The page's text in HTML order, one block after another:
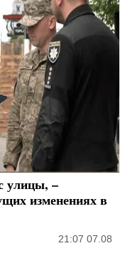
улицы, –
изменениях в
21:07 07.08